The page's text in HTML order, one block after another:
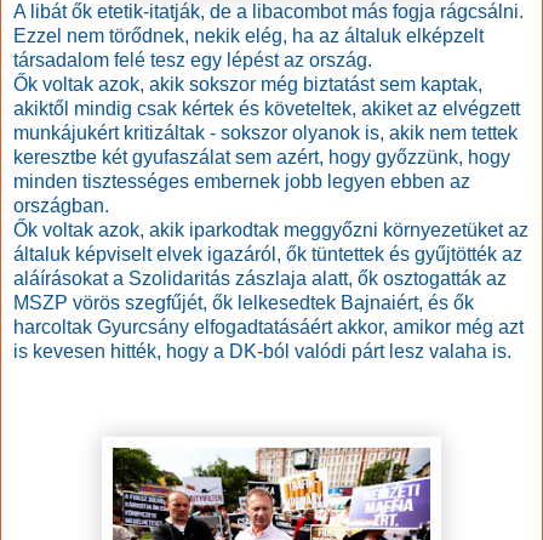
A libát ők etetik-itatják, de a libacombot más fogja rágcsálni.
Ezzel nem törődnek, nekik elég, ha az általuk elképzelt
társadalom felé tesz egy lépést az ország.
Ők voltak azok, akik sokszor még biztatást sem kaptak,
akiktől mindig csak kértek és követeltek, akiket az elvégzett
munkájukért kritizáltak - sokszor olyanok is, akik nem tettek
keresztbe két gyufaszálat sem azért, hogy győzzünk, hogy
minden tisztességes embernek jobb legyen ebben az
országban.
Ők voltak azok, akik iparkodtak meggyőzni környezetüket az
általuk képviselt elvek igazáról, ők tüntettek és gyűjtötték az
aláírásokat a Szolidaritás zászlaja alatt, ők osztogatták az
MSZP vörös szegfűjét, ők lelkesedtek Bajnaiért, és ők
harcoltak Gyurcsány elfogadtatásáért akkor, amikor még azt
is kevesen hitték, hogy a DK-ból valódi párt lesz valaha is.